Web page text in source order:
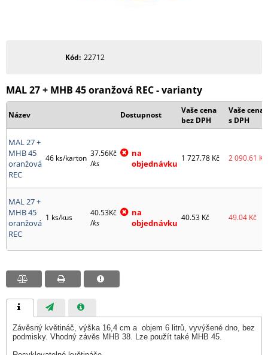
Kód 22712
MAL 27 + MHB 45 oranžová REC - varianty
Název Dostupnost
Vaše cena
bez DPH
Vaše cena
s DPH
MAL 27 +
MHB 45
oranžová
REC
46 ks/karton 37.56Kč
/ks
na
objednávku
1 727.78 Kč 2 090.61 Kč
MAL 27 +
MHB 45
oranžová
REC
1 ks/kus
40.53Kč
/ks
na
objednávku
40.53 Kč 49.04 Kč
Závěsný květináč, výška 16,4 cm a objem 6 litrů, vyvýšené dno, bez
podmisky. Vhodný závěs MHB 38. Lze použít také MHB 45.